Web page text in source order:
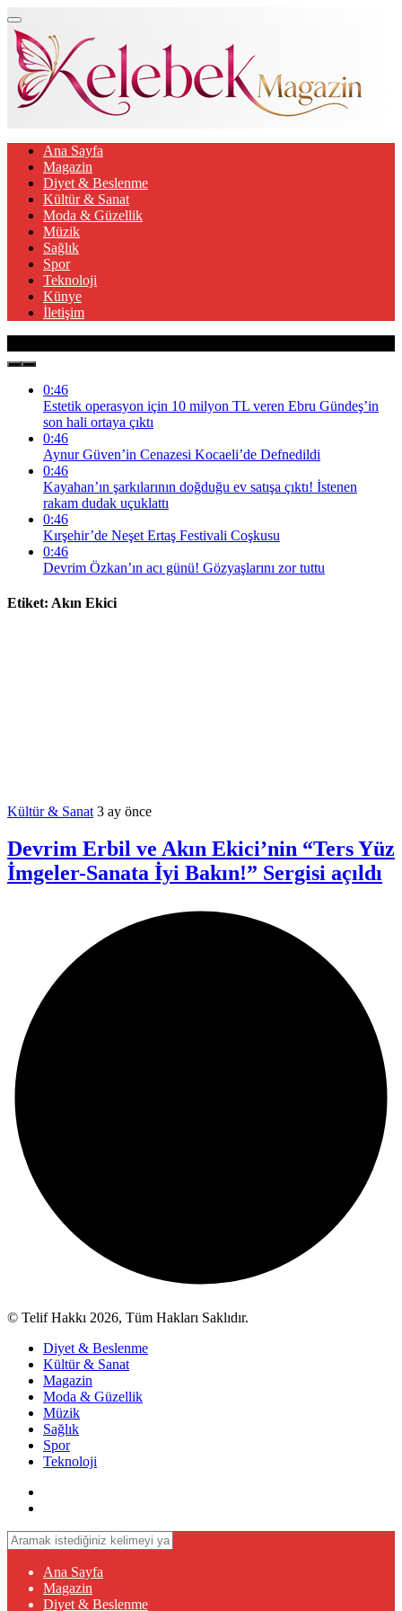
Ana Sayfa
Magazin
Diyet & Beslenme
Kültür & Sanat
Moda & Güzellik
Müzik
Sağlık
Spor
Teknoloji
Künye
İletişim
0:46
Estetik operasyon için 10 milyon TL veren Ebru Gündeş’in
son hali ortaya çıktı
0:46
Aynur Güven’in Cenazesi Kocaeli’de Defnedildi
0:46
Kayahan’ın şarkılarının doğduğu ev satışa çıktı! İstenen
rakam dudak uçuklattı
0:46
Kırşehir’de Neşet Ertaş Festivali Coşkusu
0:46
Devrim Özkan’ın acı günü! Gözyaşlarını zor tuttu
Etiket: Akın Ekici
Kültür & Sanat 3 ay önce
Devrim Erbil ve Akın Ekici’nin “Ters Yüz
İmgeler-Sanata İyi Bakın!” Sergisi açıldı
© Telif Hakkı 2026, Tüm Hakları Saklıdır.
Diyet & Beslenme
Kültür & Sanat
Magazin
Moda & Güzellik
Müzik
Sağlık
Spor
Teknoloji
Ana Sayfa
Magazin
Diyet & Beslenme